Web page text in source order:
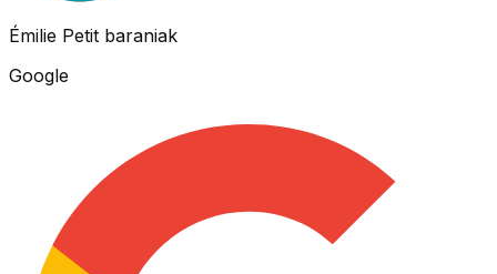
Émilie Petit baraniak
Google